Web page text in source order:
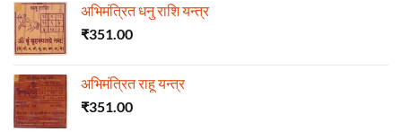
अभिमंत्रित धनु राशि यन्त्र
₹351.00
अभिमंत्रित राहू यन्त्र
₹351.00